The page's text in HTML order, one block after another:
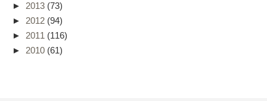
► 2013 (73)
► 2012 (94)
► 2011 (116)
► 2010 (61)